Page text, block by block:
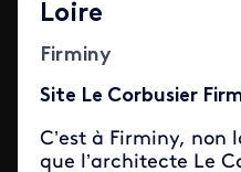
Loire
Firminy
Site Le Corbusier
C’est à Firminy, non
que l’architecte Le